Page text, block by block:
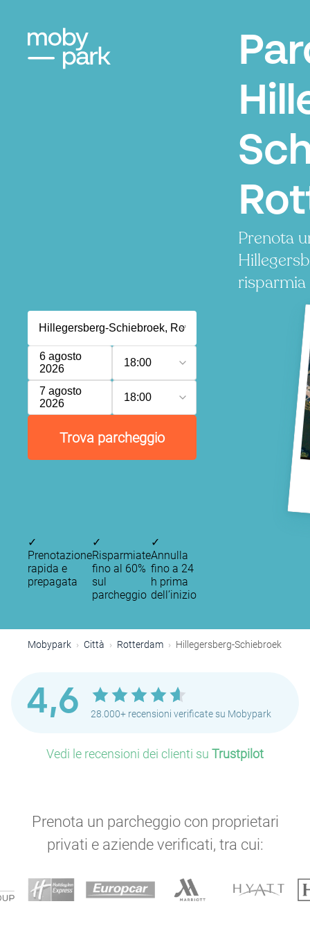
Prenota
risparmia
6 agosto
2026
18:00
7 agosto
2026
18:00
Trova parcheggio
✓
Prenotazione
rapida e
prepagata
✓
Risparmiate
fino al 60%
sul
parcheggio
✓
Annulla
fino a 24
h prima
dell’inizio
Mobypark Città Rotterdam Hillegersberg-Schiebroek
4,6 28.000+ recensioni verificate su Mobypark
Vedi le recensioni dei clienti su Trustpilot
Prenota un parcheggio con proprietari
privati e aziende verificati, tra cui: